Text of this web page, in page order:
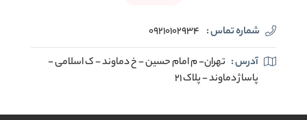
شماره تماس : 09210102934
آدرس : تهران- م امام حسین - خ دماوند - ک اسلامی -
پاساژ دماوند - پلاک 21